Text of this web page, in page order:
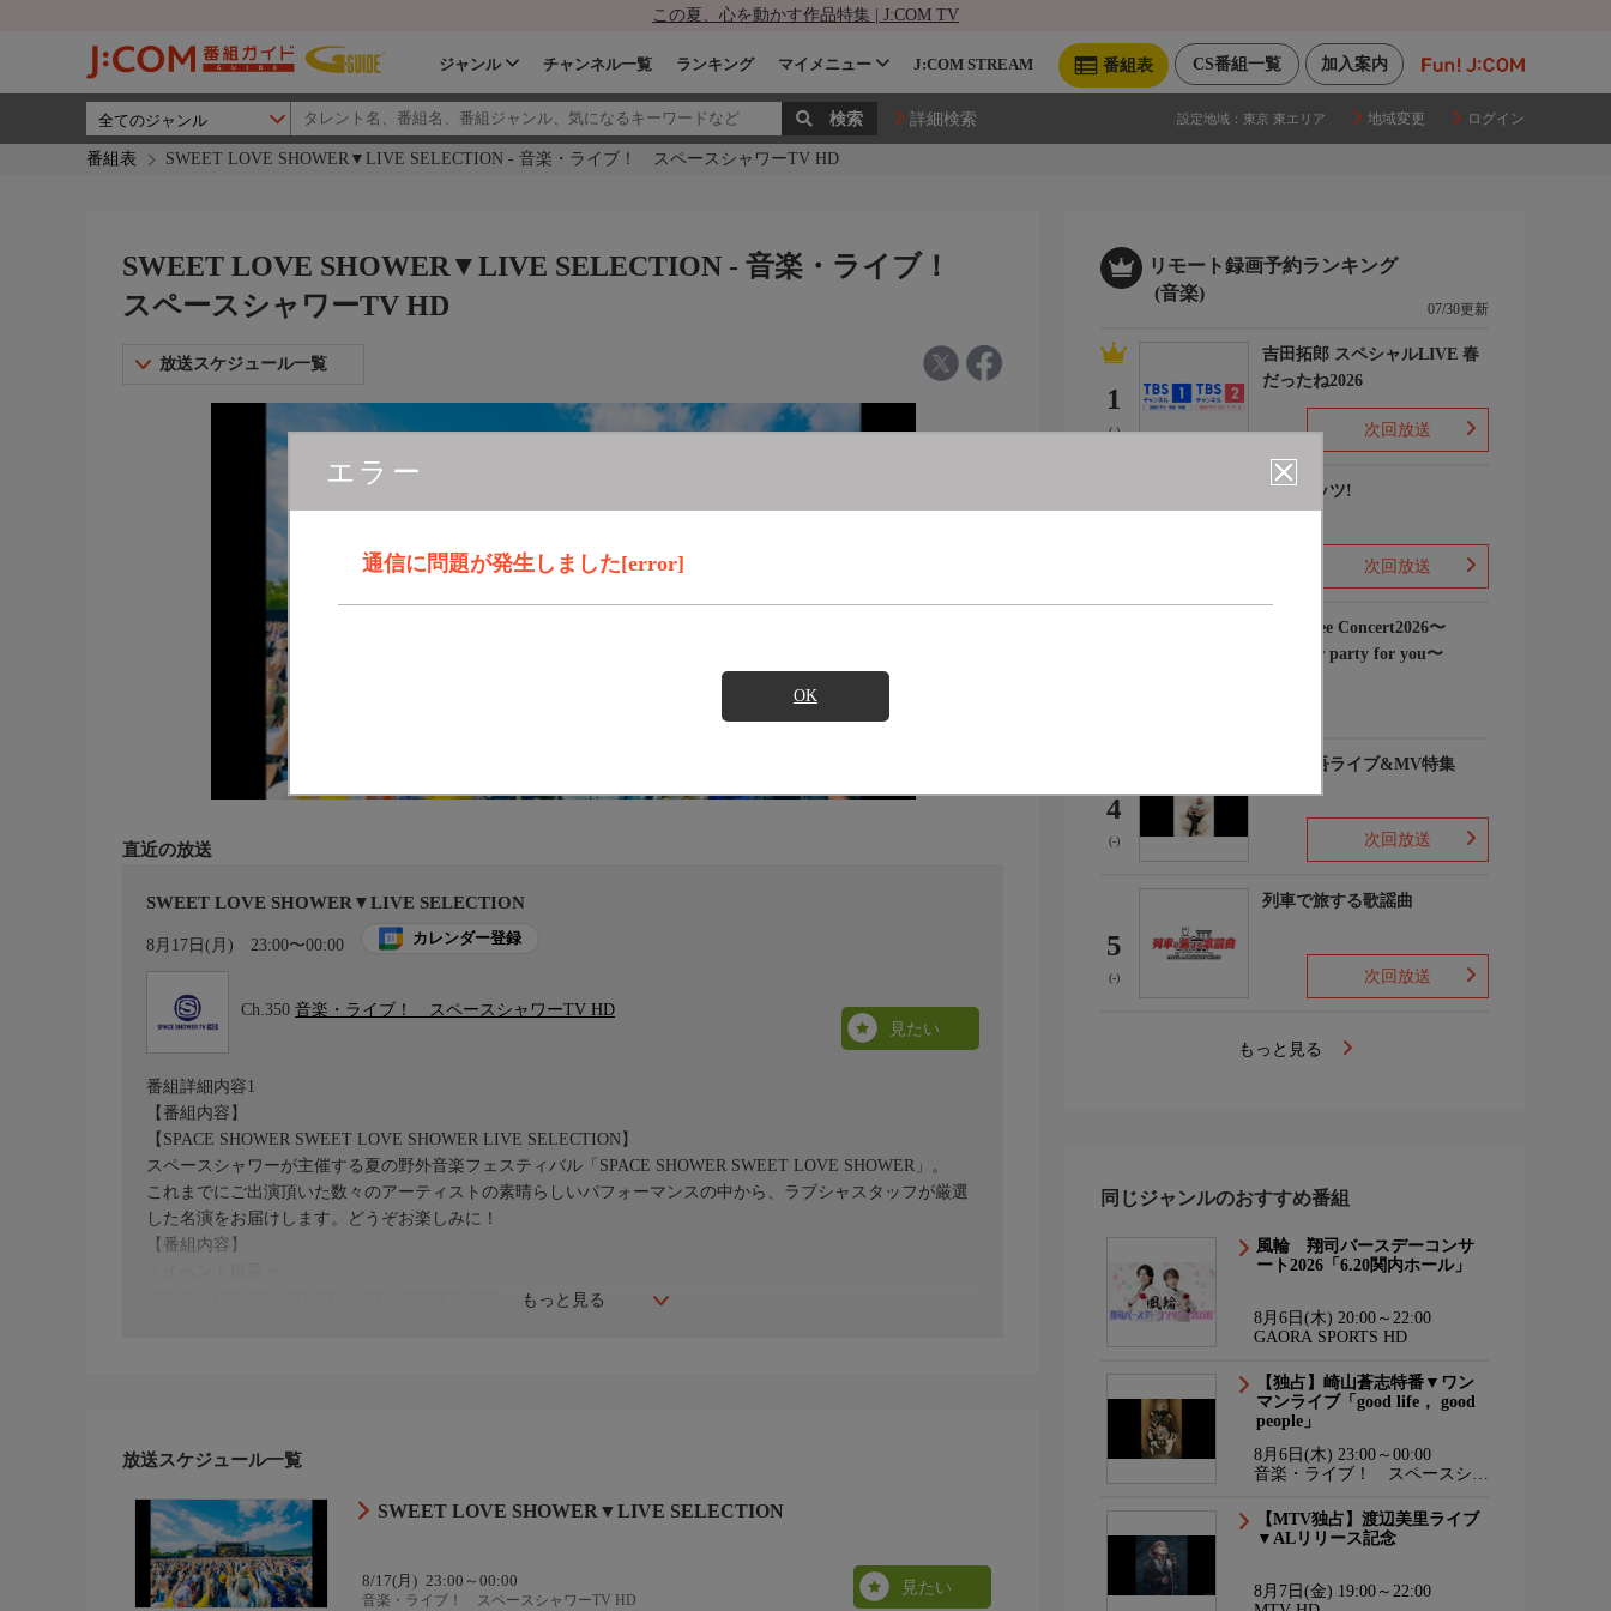
この夏、心を動かす作品特集 | J:COM TV
加入案内
CS番組一覧
番組表
ジャンル チャンネル一覧 ランキング マイメニュー J:COM STREAM
詳細検索 設定地域： 東京 東エリア 地域変更 ログイン
番組表 SWEET LOVE SHOWER▼LIVE SELECTION - 音楽・ライブ！ スペースシャワーTV HD
エラー
通信に問題が発生しました[error]
OK
SWEET LOVE SHOWER▼LIVE SELECTION - 音楽・ライブ！
スペースシャワーTV HD
放送スケジュール一覧
直近の放送
SWEET LOVE SHOWER▼LIVE SELECTION
8月17日(月) 23:00〜00:00 カレンダー登録
Ch.350 音楽・ライブ！ スペースシャワーTV HD
見たい
もっと見る
番組詳細内容1
【番組内容】
【SPACE SHOWER SWEET LOVE SHOWER LIVE SELECTION】
スペースシャワーが主催する夏の野外音楽フェスティバル「SPACE SHOWER SWEET LOVE SHOWER」。
これまでにご出演頂いた数々のアーティストの素晴らしいパフォーマンスの中から、ラブシャスタッフが厳選
した名演をお届けします。どうぞお楽しみに！
【番組内容】
＜放送予定曲＞
ASIAN KUNG-FU GENERATION「アンダースタンド」（2009）
THE BAWDIES「HOT DOG」（2013）
MAN WITH A MISSION「FLY AGAIN」（2018）
マカロニえんぴつ「たましいの居場所」（2022）
放送スケジュール一覧
SWEET LOVE SHOWER▼LIVE SELECTION
8/17(月) 23:00～00:00
音楽・ライブ！ スペースシャワーTV HD
見たい
リモート録画予約ランキング
(音楽)
07/30更新
1
(-)
吉田拓郎 スペシャルLIVE 春
だったね2026
次回放送
ナウヒッツ!
次回放送
Rain Tree Concert2026〜
Summer party for you〜
4
(-)
浜田省吾ライブ&MV特集
次回放送
5
(-)
列車で旅する歌謡曲
次回放送
もっと見る
同じジャンルのおすすめ番組
風輪 翔司バースデーコンサ
ート2026「6.20関内ホール」
8月6日(木) 20:00～22:00
GAORA SPORTS HD
【独占】崎山蒼志特番▼ワン
マンライブ「good life， good
people」
8月6日(木) 23:00～00:00
音楽・ライブ！ スペースシャ
【MTV独占】渡辺美里ライブ
▼ALリリース記念
8月7日(金) 19:00～22:00